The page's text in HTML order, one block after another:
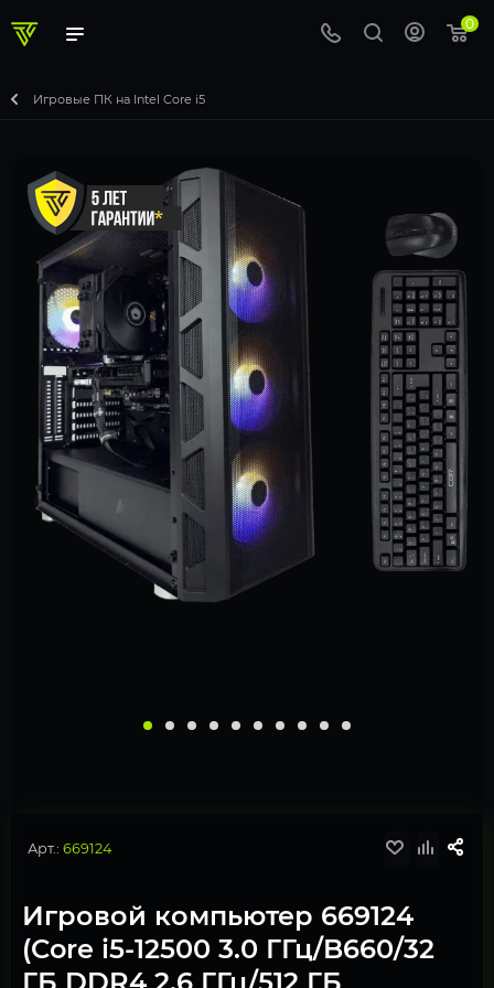
0
Игровые ПК на Intel Core i5
Арт.: 669124
Игровой компьютер 669124
(Core i5-12500 3.0 ГГц/B660/32